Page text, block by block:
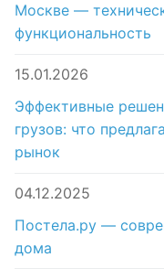
Москве —
функциональность
15.01.2026
Эффективные
грузов: что
рынок
04.12.2025
Постела.ру —
дома